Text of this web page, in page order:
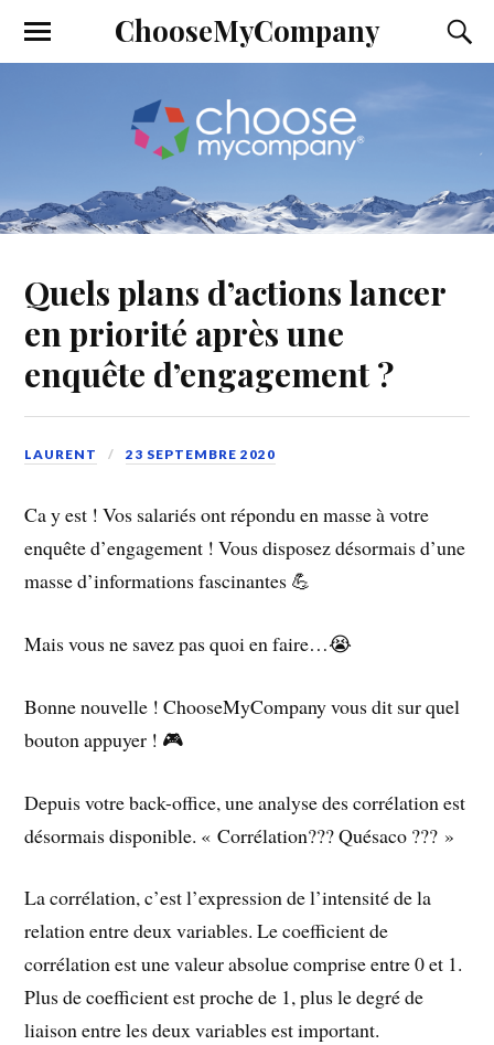
ChooseMyCompany
Quels plans d’actions lancer
en priorité après une
enquête d’engagement ?
LAURENT 23 SEPTEMBRE 2020
Ca y est ! Vos salariés ont répondu en masse à votre
enquête d’engagement ! Vous disposez désormais d’une
masse d’informations fascinantes 💪
Mais vous ne savez pas quoi en faire…😭
Bonne nouvelle ! ChooseMyCompany vous dit sur quel
bouton appuyer ! 🎮
Depuis votre back-office, une analyse des corrélation est
désormais disponible. « Corrélation??? Quésaco ??? »
La corrélation, c’est l’expression de l’intensité de la
relation entre deux variables. Le coefficient de
corrélation est une valeur absolue comprise entre 0 et 1.
Plus de coefficient est proche de 1, plus le degré de
liaison entre les deux variables est important.